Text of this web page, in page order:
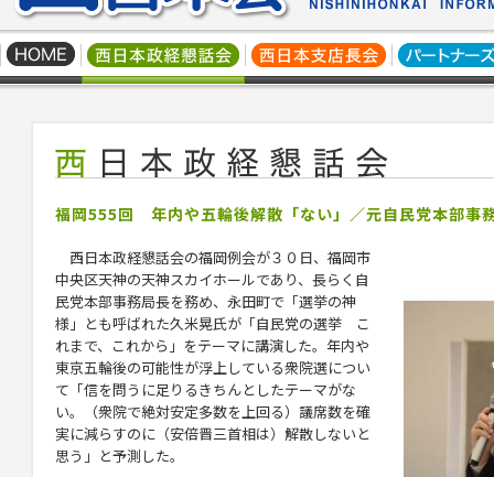
福岡555回 年内や五輪後解散「ない」／元自民党本部事
西日本政経懇話会の福岡例会が３０日、福岡市
中央区天神の天神スカイホールであり、長らく自
民党本部事務局長を務め、永田町で「選挙の神
様」とも呼ばれた久米晃氏が「自民党の選挙 こ
れまで、これから」をテーマに講演した。年内や
東京五輪後の可能性が浮上している衆院選につい
て「信を問うに足りるきちんとしたテーマがな
い。（衆院で絶対安定多数を上回る）議席数を確
実に減らすのに（安倍晋三首相は）解散しないと
思う」と予測した。